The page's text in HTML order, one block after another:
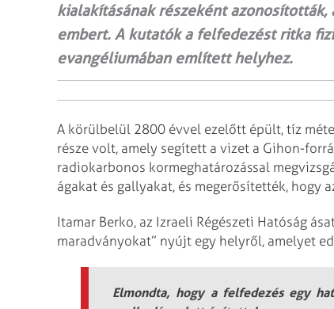
kialakításának részeként
embert. A kutatók a felfedezést ritka
evangéliumában említett helyhez.
A körülbelül 2800 évvel ezelőtt épült, tíz
része volt, amely segített a vizet a Gihon-
radiokarbonos kormeghatározással
ágakat és gallyakat, és megerősítették, hogy
Itamar Berko, az Izraeli Régészeti Hatóság
maradványokat” nyújt egy helyről, amelyet
Elmondta, hogy a felfedezés egy